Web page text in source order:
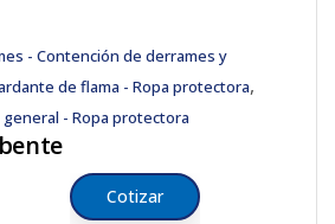
- Contención de derrames y
de flama - Ropa protectora,
general - Ropa protectora
Cotizar